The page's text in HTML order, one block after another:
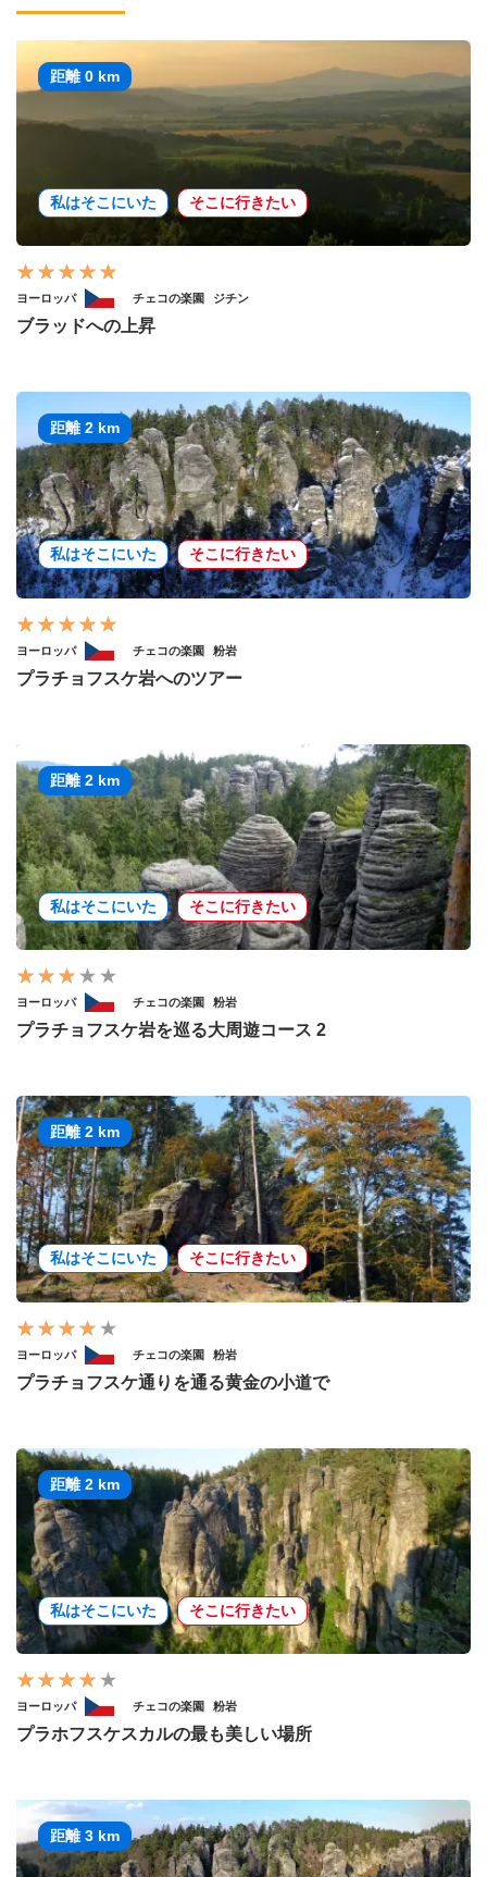
距離 0 km
私はそこにいた そこに行きたい
ヨーロッパ チェコの楽園 ジチン
ブラッドへの上昇
距離 2 km
私はそこにいた そこに行きたい
ヨーロッパ チェコの楽園 粉岩
プラチョフスケ岩へのツアー
距離 2 km
私はそこにいた そこに行きたい
ヨーロッパ チェコの楽園 粉岩
プラチョフスケ岩を巡る大周遊コース 2
距離 2 km
私はそこにいた そこに行きたい
ヨーロッパ チェコの楽園 粉岩
プラチョフスケ通りを通る黄金の小道で
距離 2 km
私はそこにいた そこに行きたい
ヨーロッパ チェコの楽園 粉岩
プラホフスケスカルの最も美しい場所
距離 3 km